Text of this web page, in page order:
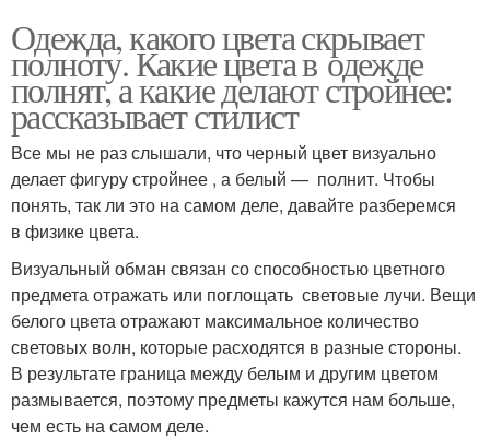
Одежда, какого цвета скрывает
полноту. Какие цвета в одежде
полнят, а какие делают стройнее:
рассказывает стилист
Все мы не раз слышали, что черный цвет визуально
делает фигуру стройнее , а белый — полнит. Чтобы
понять, так ли это на самом деле, давайте разберемся
в физике цвета.
Визуальный обман связан со способностью цветного
предмета отражать или поглощать световые лучи. Вещи
белого цвета отражают максимальное количество
световых волн, которые расходятся в разные стороны.
В результате граница между белым и другим цветом
размывается, поэтому предметы кажутся нам больше,
чем есть на самом деле.